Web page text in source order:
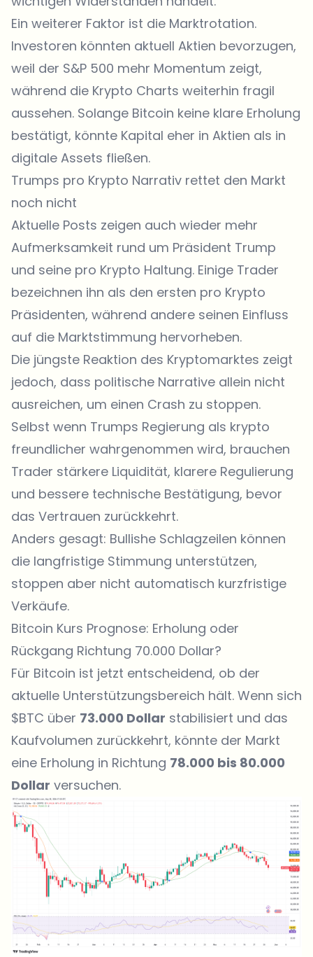
Ein weiterer Faktor ist die Marktrotation.
Investoren könnten aktuell Aktien bevorzugen,
weil der S&P 500 mehr Momentum zeigt,
während die Krypto Charts weiterhin fragil
aussehen. Solange Bitcoin keine klare Erholung
bestätigt, könnte Kapital eher in Aktien als in
digitale Assets fließen.
Trumps pro Krypto Narrativ rettet den Markt
noch nicht
Aktuelle Posts zeigen auch wieder mehr
Aufmerksamkeit rund um Präsident Trump
und seine pro Krypto Haltung. Einige Trader
bezeichnen ihn als den ersten pro Krypto
Präsidenten, während andere seinen Einfluss
auf die Marktstimmung hervorheben.
Die jüngste Reaktion des Kryptomarktes zeigt
jedoch, dass politische Narrative allein nicht
ausreichen, um einen Crash zu stoppen.
Selbst wenn Trumps Regierung als krypto
freundlicher wahrgenommen wird, brauchen
Trader stärkere Liquidität, klarere Regulierung
und bessere technische Bestätigung, bevor
das Vertrauen zurückkehrt.
Anders gesagt: Bullishe Schlagzeilen können
die langfristige Stimmung unterstützen,
stoppen aber nicht automatisch kurzfristige
Verkäufe.
Bitcoin Kurs Prognose: Erholung oder
Rückgang Richtung 70.000 Dollar?
Für Bitcoin ist jetzt entscheidend, ob der
aktuelle Unterstützungsbereich hält. Wenn sich
$BTC über 73.000 Dollar stabilisiert und das
Kaufvolumen zurückkehrt, könnte der Markt
eine Erholung in Richtung 78.000 bis 80.000
Dollar versuchen.